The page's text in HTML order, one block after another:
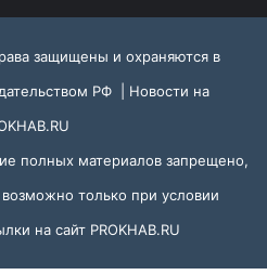
защищены и охраняются в
РФ | Новости на
полных материалов запрещено,
только при условии
на сайт PROKHAB.RU